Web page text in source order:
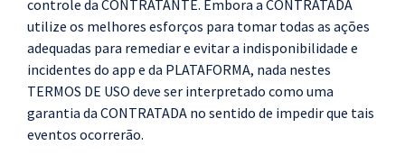
controle da CONTRATANTE. Embora a CONTRATADA
utilize os melhores esforços para tomar todas as ações
adequadas para remediar e evitar a indisponibilidade e
incidentes do app e da PLATAFORMA, nada nestes
TERMOS DE USO deve ser interpretado como uma
garantia da CONTRATADA no sentido de impedir que tais
eventos ocorrerão.